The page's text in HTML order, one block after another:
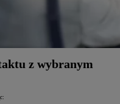
z wybranym